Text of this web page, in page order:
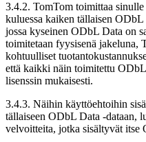
3.4.2. TomTom toimittaa
kuluessa kaiken tällaisen
jossa kyseinen ODbL Data on
toimitetaan fyysisenä jakeluna,
kohtuulliset
että kaikki näin toimitettu
lisenssin mukaisesti.
3.4.3. Näihin käyttöehtoihin
tällaiseen ODbL Data -dataan,
velvoitteita, jotka sisältyvät itse